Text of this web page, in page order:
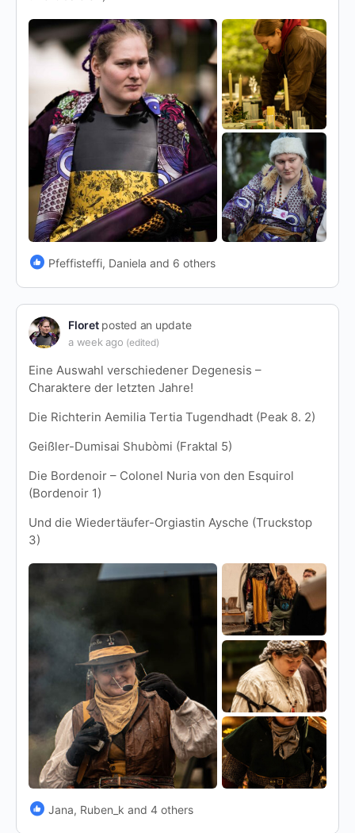
Pfeffisteffi, Daniela and 6 others
Floretposted an update
a week ago (edited)
Eine Auswahl verschiedener Degenesis –
Charaktere der letzten Jahre!
Die Richterin Aemilia Tertia Tugendhadt (Peak 8. 2)
Geißler-Dumisai Shubòmi (Fraktal 5)
Die Bordenoir – Colonel Nuria von den Esquirol
(Bordenoir 1)
Und die Wiedertäufer-Orgiastin Aysche (Truckstop
3)
Jana, Ruben_k and 4 others